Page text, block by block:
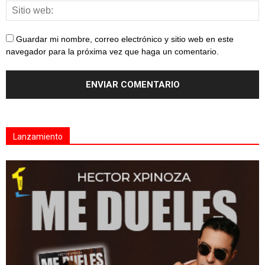
Guardar mi nombre, correo electrónico y sitio web en este
navegador para la próxima vez que haga un comentario.
Lanzamiento